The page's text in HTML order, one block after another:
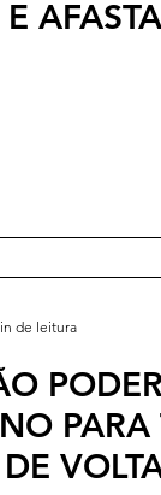
PARA
de leitura